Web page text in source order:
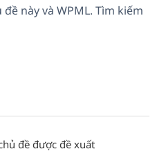
này và WPML. Tìm kiếm
đề được đề xuất